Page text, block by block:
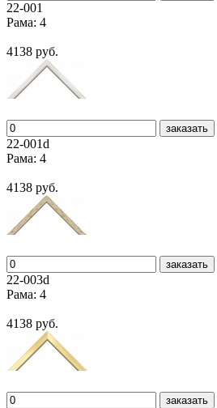
22-001
Рама: 4
4138 руб.
заказать
22-001d
Рама: 4
4138 руб.
заказать
22-003d
Рама: 4
4138 руб.
заказать